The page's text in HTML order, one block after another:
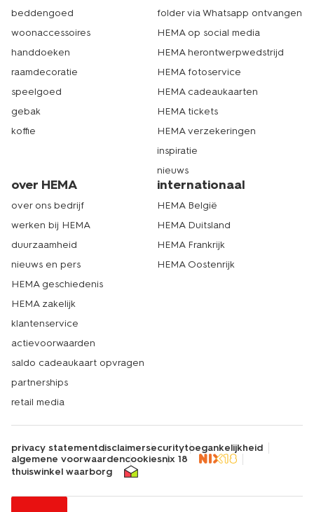
beddengoed
woonaccessoires
handdoeken
raamdecoratie
speelgoed
gebak
koffie
folder via Whatsapp ontvangen
HEMA op social media
HEMA herontwerpwedstrijd
HEMA fotoservice
HEMA cadeaukaarten
HEMA tickets
HEMA verzekeringen
inspiratie
nieuws
over HEMA
over ons bedrijf
werken bij HEMA
duurzaamheid
nieuws en pers
HEMA geschiedenis
HEMA zakelijk
klantenservice
actievoorwaarden
saldo cadeaukaart opvragen
partnerships
retail media
internationaal
HEMA België
HEMA Duitsland
HEMA Frankrijk
HEMA Oostenrijk
privacy statementdisclaimersecuritytoegankelijkheid
algemene voorwaardencookiesnix 18
thuiswinkel waarborg